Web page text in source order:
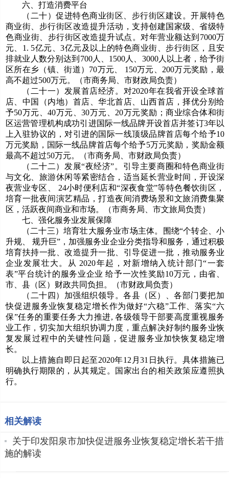
六、打造消费平台
（二十）促进特色商业街区、步行街区建设。开展特色
商业街、步行街区改造提升活动，支持创建国家级、省级特
色商业街、步行街区改造提升试点。对年营业额达到7000万
元、1. 5亿元、3亿元及以上的特色商业街、步行街区，且安
排就业人数分别达到700人、1500人、3000人以上者，给予街
区所在乡（镇、街道）70万元、 150万元、200万元奖励，最
高不超过500万元。（市商务局、市财政局负责）
（二十一）发展首店经济。对2020年在我省开设全球首
店、中国（内地）首店、华北首店、山西首店，择优分别给
予50万元、40万元、30万元、20万元奖励；商业综合体和街
区运营管理机构成功引进国际一线品牌开设首店并签订3年以
上入驻协议的，对引进的国际一线顶级品牌首店每个给予10
万元奖励，国际一线品牌首店每个给予5万元奖励，奖励金额
最高不超过50万元。（市商务局、市财政局负责）
（二十二）发展“夜经济”。引导主要商圈和特色商业街
与文化、旅游休闲等紧密结合，适当延长营业时间，开设深
夜营业专区、 24小时便利店和“深夜食堂”等特色餐饮街区，
培育一批夜间演艺精品，打造夜间消费场景和文旅消费集聚
区，活跃夜间商业和市场。（市商务局、市文旅局负责）
七、强化服务业发展保障
（二十三）培育壮大服务业市场主体。围绕“个转企、小
升规、 规升巨”，加强服务业企业分类指导和服务，通过积极
培育扶持一批、改造提升一批、引导促进一批，推动服务业
企业发展壮大。从 2020年起，对新增纳入统计部门“一套
表”平台统计的服务业企业 给予一次性奖励10万元，由省、
市、县（区）财政共同负担。（市财政局负责）
（二十四）加强组织领导。各县（区）、各部门要把加
快促进服务业恢复稳定增长作为做好“六稳”工作、落实“六
保”任务的重要任务大力推进, 各级领导干部要高度重视服务
业工作，切实加大组织协调力度，重点解决好制约服务业恢
复发展过程中的关键性问题，促进服务业加快恢复稳定增
长。
以上措施自即日起至2020年12月31日执行。具体措施已
明确执行期限的，从其规定。国家出台的相关政策应遵照执
行。
相关解读
关于印发阳泉市加快促进服务业恢复稳定增长若干措
施的解读